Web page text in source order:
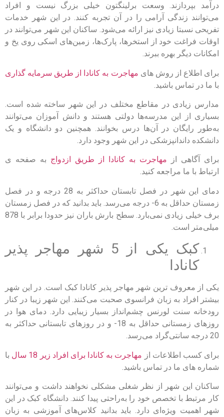
درآمد بپردازند. وسعت برلینگتون خیلی بزرگ نیست و افراد
می‌توانند زندگی آرامی را در آن تجربه کنند. در این شهر خدمات
تفریحی نسبتا زیادی نیز ارائه می‌شود. ساکنان این شهر می‌توانند در
اوقات فراغت خود از استخرها، پارک‌ها، زمین‌های اسکی روی یخ و
امکانات دیگر بهره ببرند.
برای اطلاع از روش های مهاجرت به کانادا از طریق سرمایه گذاری
با ما در تماس باشید.
مدارس زیادی در مقاطع مختلف در این شهر ساخته شده است.
بسیاری از این مدرسه‌ها دولتی هستند و دانش ‌آموزان می‌توانند
به‌طور رایگان در آن‌ها درس بخوانند. همچنین دو دانشگاه و یک
دانشکده داندانپزشکی در این شهر وجود دارد.
برای آگاهی از مهاجرت به کانادا از طریق ازدواج به صفحه ی
ارتباط با ما مراجعه کنید.
دمای این شهر در فصل تابستان حداکثر به 28 درجه و در فصل
زمستان حداقل به 6- درجه می‌رسد. باید بدانید که در فصل زمستان
برف خیلی زیادی نمی‌بارد. سطح بارش باران نیز حدودا برابر با 878
میلی‌متر است.
کبک یکی از 5 شهر مهاجر پذیر
کانادا
یکی از معروف‌ ترین شهر مهاجر پذیر کانادا کبک است. در این شهر
بیشتر افراد به زبان فرانسوی صحبت می‌کنند. این شهر زیبا در کنار
رودخانه سنت لورنس چشم‌انداز بسیار زیبایی دارد. دمای هوا در
روزهای زمستانی حداقل به 18- و در روزهای تابستانی حداکثر به
20 درجه سانتی‌گراد می‌رسد.
برای کسب اطلاعات از مهاجرت به کانادا برای افراد زیر 18 سال
با
شماره های ما در تماس باشید.
ساکنان این شهر از نظر شغلی مشکلی نخواهند داشت و می‌توانند
کار مرتبط با تخصص خود را به‌راحتی پیدا کنند. دانشگاه کبک در این
شهر اهمیت ویژه‌ای دارد. باید بدانید کلاس‌های آموزشی به زبان